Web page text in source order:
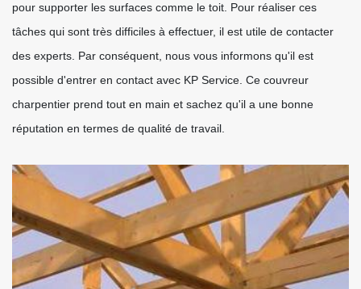
pour supporter les surfaces comme le toit. Pour réaliser ces
tâches qui sont très difficiles à effectuer, il est utile de contacter
des experts. Par conséquent, nous vous informons qu'il est
possible d'entrer en contact avec KP Service. Ce couvreur
charpentier prend tout en main et sachez qu'il a une bonne
réputation en termes de qualité de travail.